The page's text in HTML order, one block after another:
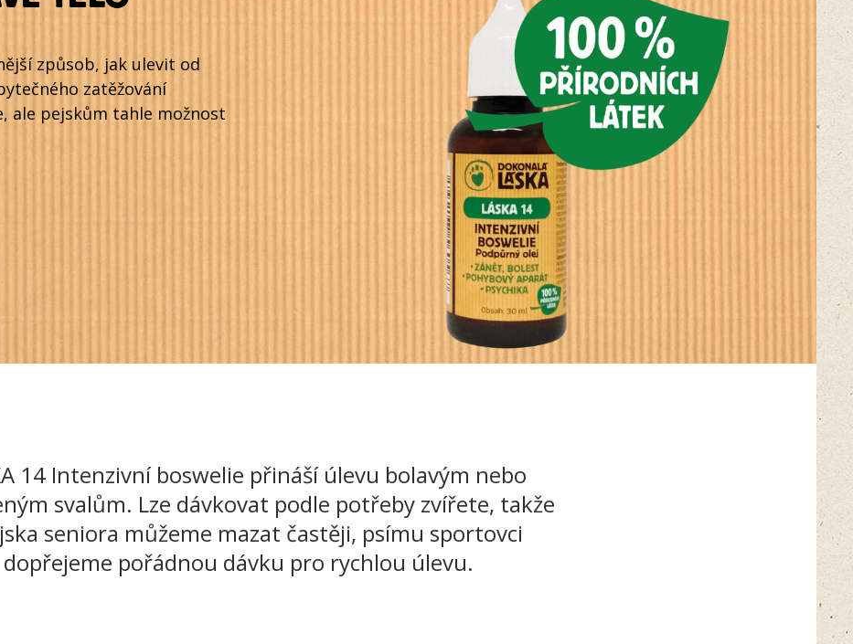
způsob, jak ulevit od
zatěžování
ale pejskům tahle možnost
14 Intenzivní boswelie přináší úlevu bolavým nebo
svalům. Lze dávkovat podle potřeby zvířete, takže
seniora můžeme mazat častěji, psímu sportovci
dopřejeme pořádnou dávku pro rychlou úlevu.